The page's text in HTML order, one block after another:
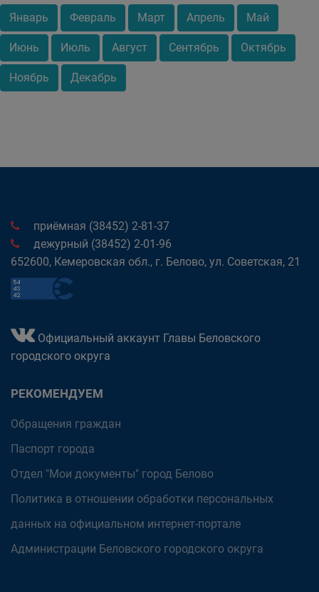
Январь Февраль Март Апрель Май
Июнь Июль Август Сентябрь Октябрь
Ноябрь Декабрь
приёмная (38452) 2-81-37
дежурный (38452) 2-01-96
652600, Кемеровская обл., г. Белово, ул. Советская, 21
Официальный аккаунт Главы Беловского
городского округа
РЕКОМЕНДУЕМ
Обращения граждан
Паспорт города
Отдел "Мои документы" город Белово
Политика в отношении обработки персональных
данных на официальном интернет-портале
Администрации Беловского городского округа